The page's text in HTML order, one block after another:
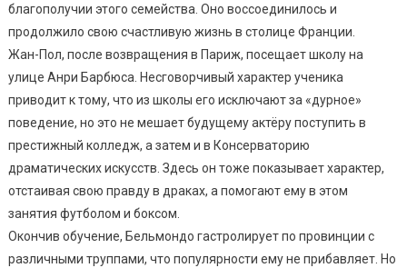
благополучии этого семейства. Оно воссоединилось и
продолжило свою счастливую жизнь в столице Франции.
Жан-Пол, после возвращения в Париж, посещает школу на
улице Анри Барбюса. Несговорчивый характер ученика
приводит к тому, что из школы его исключают за «дурное»
поведение, но это не мешает будущему актёру поступить в
престижный колледж, а затем и в Консерваторию
драматических искусств. Здесь он тоже показывает характер,
отстаивая свою правду в драках, а помогают ему в этом
занятия футболом и боксом.
Окончив обучение, Бельмондо гастролирует по провинции с
различными труппами, что популярности ему не прибавляет. Но